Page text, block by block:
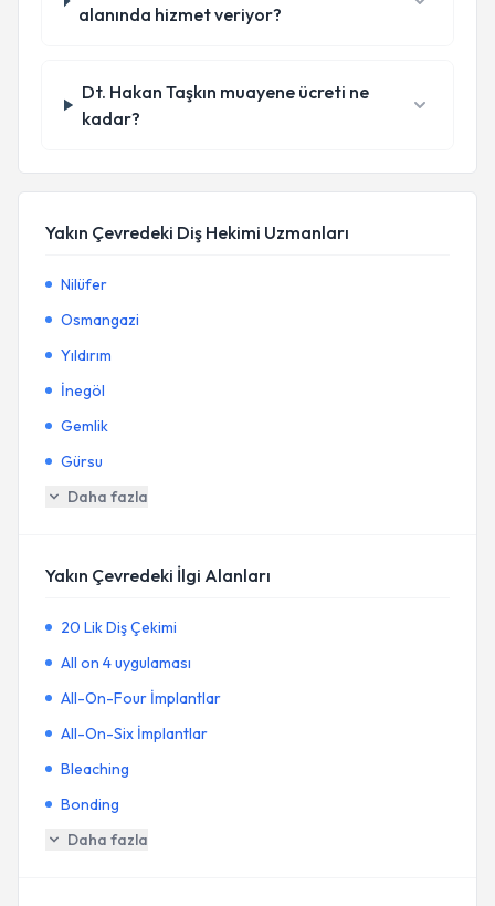
alanında hizmet veriyor?
Dt. Hakan Taşkın muayene ücreti ne
kadar?
Yakın Çevredeki Diş Hekimi Uzmanları
Nilüfer
Osmangazi
Yıldırım
İnegöl
Gemlik
Gürsu
Daha fazla
Yakın Çevredeki İlgi Alanları
20 Lik Diş Çekimi
All on 4 uygulaması
All-On-Four İmplantlar
All-On-Six İmplantlar
Bleaching
Bonding
Daha fazla